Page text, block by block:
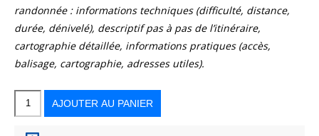
randonnée : informations techniques (difficulté, distance,
durée, dénivelé), descriptif pas à pas de l’itinéraire,
cartographie détaillée, informations pratiques (accès,
balisage, cartographie, adresses utiles).
quantité
Couleurs
Valat
AJOUTER AU PANIER